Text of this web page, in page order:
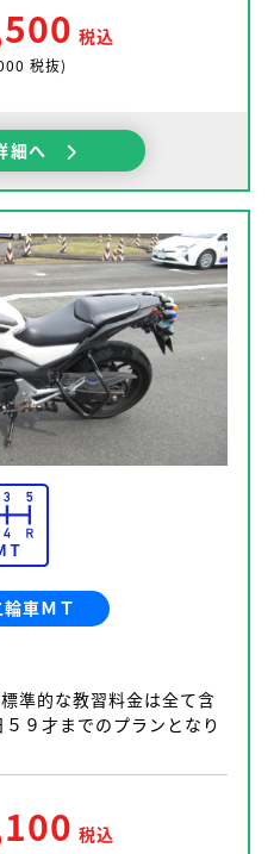
税込
税抜)
細へ
車ＭＴ
準的な教習料金は全て含
９才までのプランとなり
税込